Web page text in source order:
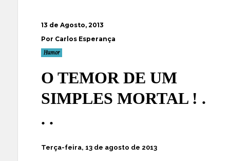
13 de Agosto, 2013
Por Carlos Esperança
Humor
O TEMOR DE UM
SIMPLES MORTAL ! .
. .
Terça-feira, 13 de agosto de 2013